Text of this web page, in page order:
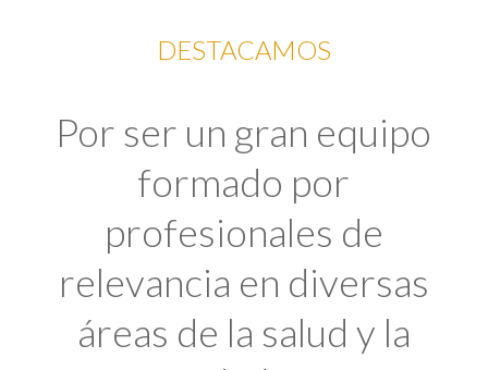
DESTACAMOS
Por ser un gran equipo
formado por
profesionales de
relevancia en diversas
áreas de la salud y la